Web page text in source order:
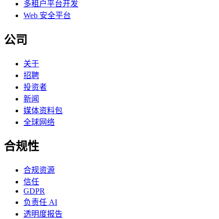
多租户平台开发
Web 安全平台
公司
关于
招聘
投资者
新闻
媒体资料包
全球网络
合规性
合规资源
信任
GDPR
负责任 AI
透明度报告